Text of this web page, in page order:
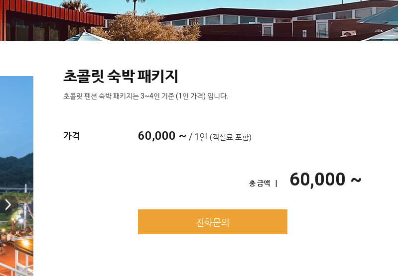
초콜릿 숙박 패키지
초콜릿 펜션 숙박 패키지는 3~4인 기준 (1인 가격) 입니다.
가격 60,000 ~ / 1인 (객실료 포함)
총 금액 ㅣ 60,000 ~
전화문의